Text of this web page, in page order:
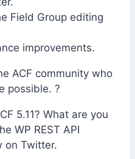
Field Group editing
improvements.
ACF community who
possible. ?
5.11? What are you
WP REST API
on Twitter.